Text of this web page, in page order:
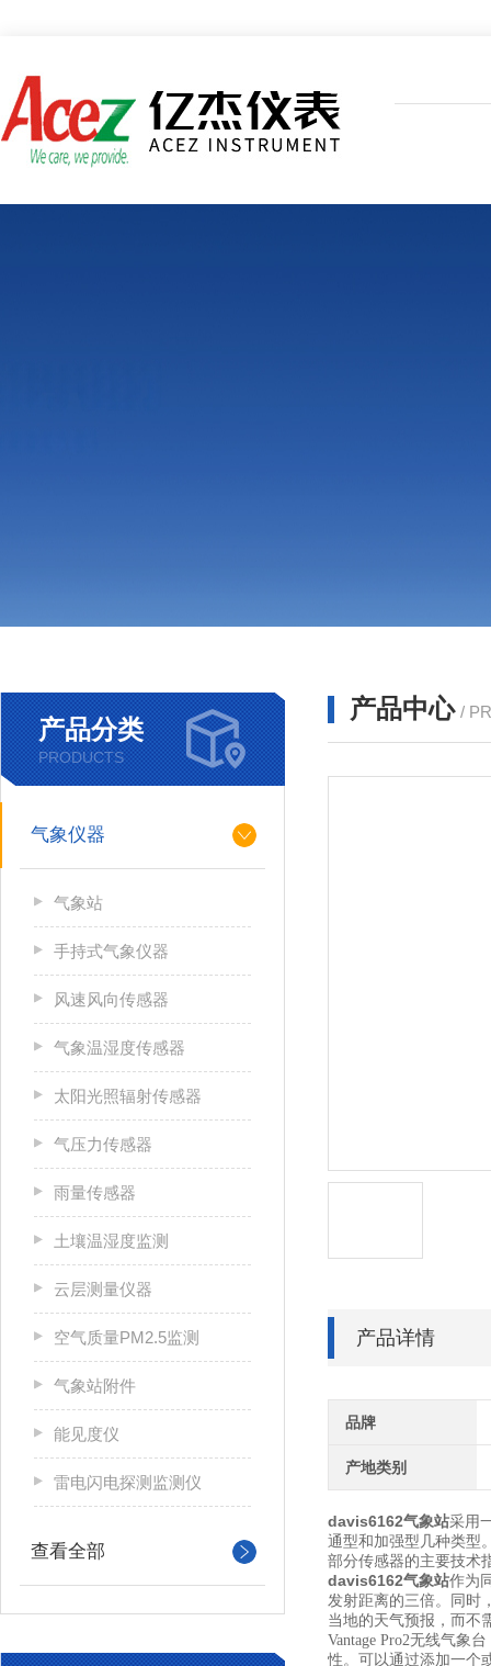
产品中心 /
产品详情
品牌
产地类别
davis6162气象站采用
通型和加强型几种类型
部分传感器的主要技术
davis6162气象站作为
发射距离的三倍。同时
当地的天气预报，而不
Vantage Pro2无线气象
性。可以通过添加一个
产品分类
PRODUCTS
气象仪器
气象站
手持式气象仪器
风速风向传感器
气象温湿度传感器
太阳光照辐射传感器
气压力传感器
雨量传感器
土壤温湿度监测
云层测量仪器
空气质量PM2.5监测
气象站附件
能见度仪
雷电闪电探测监测仪
查看全部